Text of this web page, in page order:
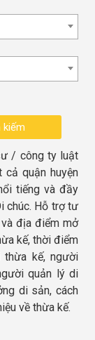
/ công ty luật
quận huyện
tiếng và đầy
chúc. Hỗ trợ tư
địa điểm mở
kế, thời điểm
thừa kế, người
quản lý di
di sản, cách
về thừa kế.